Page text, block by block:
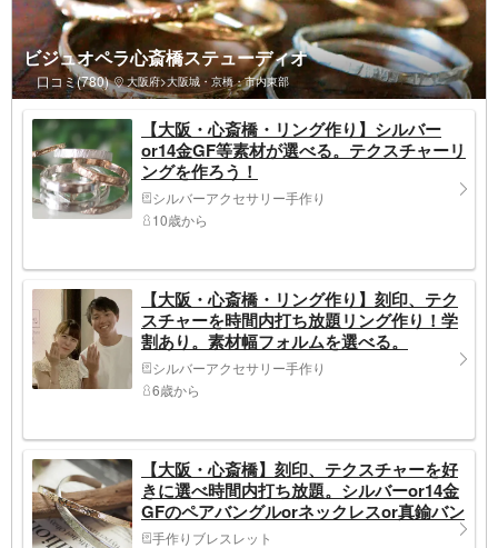
ビジュオペラ心斎橋ステューディオ
口コミ(780) 大阪府>大阪城・京橋・市内東部
【大阪・心斎橋・リング作り】シルバー
or14金GF等素材が選べる。テクスチャーリ
ングを作ろう！
シルバーアクセサリー手作り
10歳から
【大阪・心斎橋・リング作り】刻印、テク
スチャーを時間内打ち放題リング作り！学
割あり。素材幅フォルムを選べる。
シルバーアクセサリー手作り
6歳から
【大阪・心斎橋】刻印、テクスチャーを好
きに選べ時間内打ち放題。シルバーor14金
GFのペアバングルorネックレスor真鍮バン
グル作り
手作りブレスレット